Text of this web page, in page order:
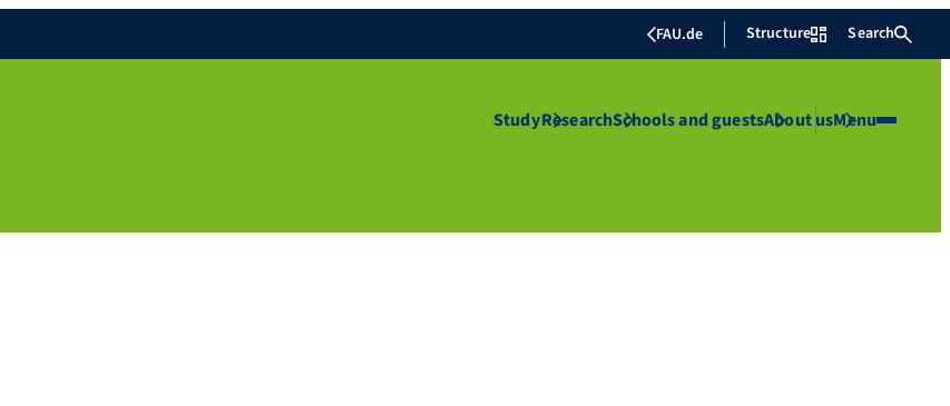
FAU.de Structure Search
StudyResearchSchools and guestsAbout usMenu